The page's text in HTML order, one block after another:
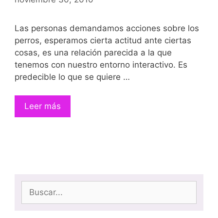
Las personas demandamos acciones sobre los
perros, esperamos cierta actitud ante ciertas
cosas, es una relación parecida a la que
tenemos con nuestro entorno interactivo. Es
predecible lo que se quiere …
Leer más